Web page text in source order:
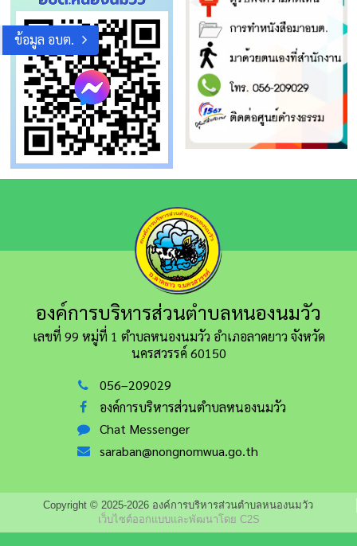
ข้อมูล อบต.
องค์การบริหารส่วนตำบลหนองนมวัว
เลขที่ 99 หมู่ที่ 1 ตำบลหนองนมวัว อำเภอลาดยาว จังหวัด
นครสวรรค์ 60150
056–209029
องค์การบริหารส่วนตำบลหนองนมวัว
Chat Messenger
saraban@nongnomwua.go.th
Copyright © 2025-2026 องค์การบริหารส่วนตำบลหนองนมวัว
เว็บไซต์ออกแบบและพัฒนาโดย C2S